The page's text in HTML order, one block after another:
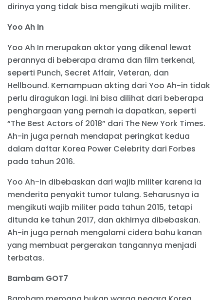
dirinya yang tidak bisa mengikuti wajib militer.
Yoo Ah In
Yoo Ah In merupakan aktor yang dikenal lewat
perannya di beberapa drama dan film terkenal,
seperti Punch, Secret Affair, Veteran, dan
Hellbound. Kemampuan akting dari Yoo Ah-in tidak
perlu diragukan lagi. Ini bisa dilihat dari beberapa
penghargaan yang pernah ia dapatkan, seperti
“The Best Actors of 2018” dari The New York Times.
Ah-in juga pernah mendapat peringkat kedua
dalam daftar Korea Power Celebrity dari Forbes
pada tahun 2016.
Yoo Ah-in dibebaskan dari wajib militer karena ia
menderita penyakit tumor tulang. Seharusnya ia
mengikuti wajib militer pada tahun 2015, tetapi
ditunda ke tahun 2017, dan akhirnya dibebaskan.
Ah-in juga pernah mengalami cidera bahu kanan
yang membuat pergerakan tangannya menjadi
terbatas.
Bambam GOT7